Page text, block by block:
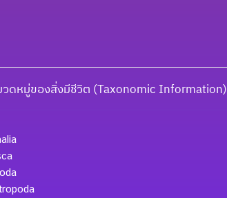
ดหมู่ของสิ่งมีชีวิต (Taxonomic Information)